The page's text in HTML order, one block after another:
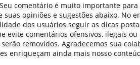
Seu comentário é muito importante para
suas opiniões e sugestões abaixo. No
dos usuários seguir as dicas
evite comentários ofensivos, ilegais
removidos. Agradecemos sua
enriqueçam ainda mais nosso